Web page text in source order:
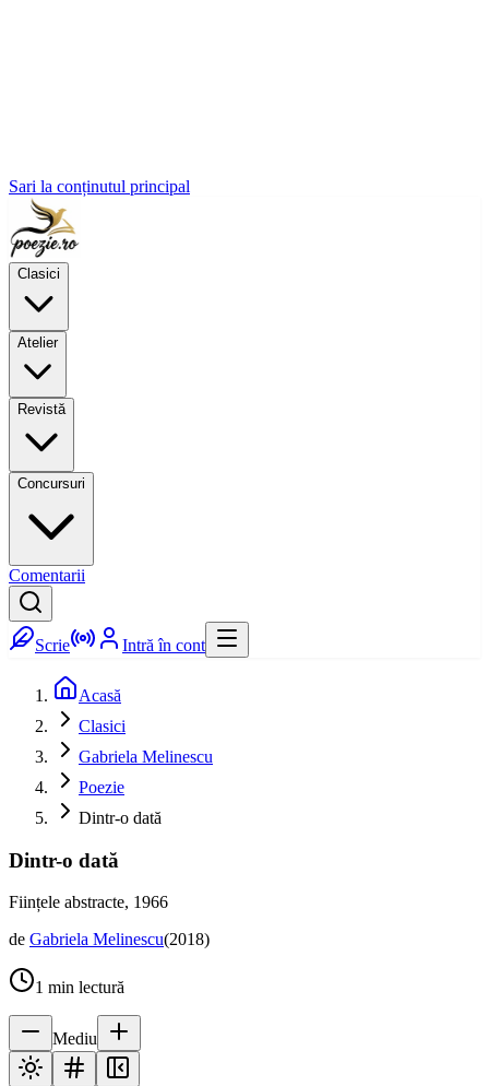
Sari la conținutul principal
Clasici
Atelier
Revistă
Concursuri
Comentarii
Scrie Intră în cont
Acasă
Clasici
Gabriela Melinescu
Poezie
Dintr-o dată
Dintr-o dată
Ființele abstracte, 1966
de Gabriela Melinescu(2018)
1 min lectură
Mediu